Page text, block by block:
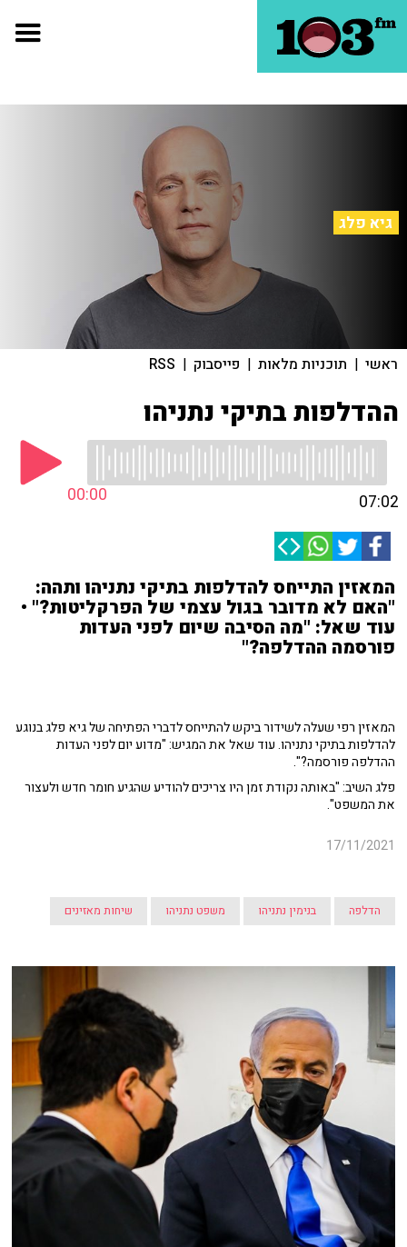
גיא פלג
ראשי | תוכניות מלאות | פייסבוק |
RSS
ההדלפות בתיקי נתניהו
00:00 07:02
המאזין התייחס להדלפות בתיקי נתניהו ותהה:
"האם לא מדובר בגול עצמי של הפרקליטות?" •
עוד שאל: "מה הסיבה שיום לפני העדות
פורסמה ההדלפה?"
המאזין רפי שעלה לשידור ביקש להתייחס לדברי הפתיחה של גיא פלג בנוגע
להדלפות בתיקי נתניהו. עוד שאל את המגיש: "מדוע יום לפני העדות
ההדלפה פורסמה?".
פלג השיב: "באותה נקודת זמן היו צריכים להודיע שהגיע חומר חדש ולעצור
את המשפט".
17/11/2021
הדלפה בנימין נתניהו משפט נתניהו שיחות מאזינים